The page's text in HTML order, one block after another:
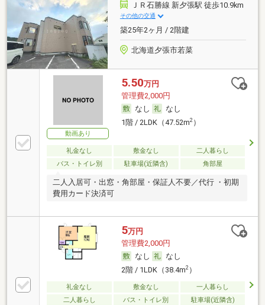
ＪＲ石勝線 新夕張駅 徒歩10.9km
その他の交通
築25年2ヶ月 / 2階建
北海道夕張市若菜
動画あり
5.50万円
管理費2,000円
なし
なし
1階 / 2LDK（47.52m2）
礼金なし 敷金なし
二人暮らし
バス・トイレ別
駐車場(近隣含) 角部屋
二人入居可・出窓・角部屋・保証人不要／代行 ・初期
費用カード決済可
5万円
管理費2,000円
なし
なし
2階 / 1LDK（38.4m2）
礼金なし 敷金なし
一人暮らし
二人暮らし
バス・トイレ別 駐車場(近隣含)